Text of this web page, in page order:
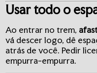
Usar todo o
Ao entrar no trem,
vá descer logo, dê
atrás de você. Pedir
empurra-empurra.